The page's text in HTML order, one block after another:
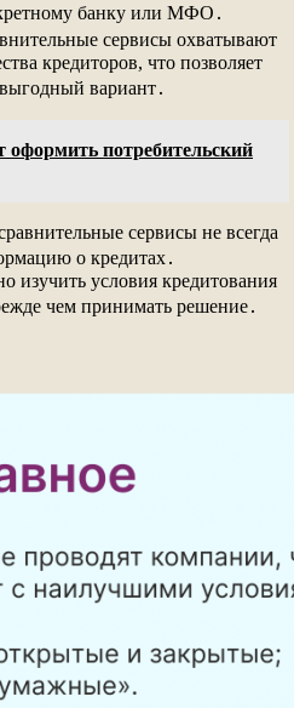
банку или МФО․
сервисы охватывают
кредиторов, что позволяет
вариант․
оформить потребительский
сервисы не всегда
о кредитах․
изучить условия кредитования
чем принимать решение․